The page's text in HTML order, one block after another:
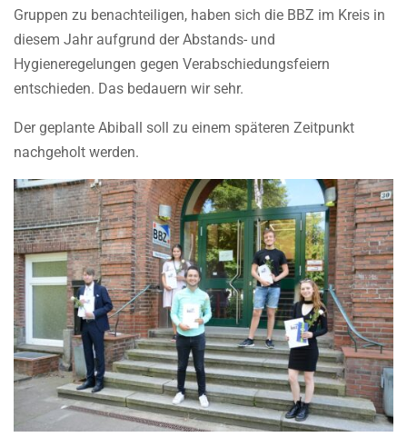
Gruppen zu benachteiligen, haben sich die BBZ im Kreis in
diesem Jahr aufgrund der Abstands- und
Hygieneregelungen gegen Verabschiedungsfeiern
entschieden. Das bedauern wir sehr.
Der geplante Abiball soll zu einem späteren Zeitpunkt
nachgeholt werden.